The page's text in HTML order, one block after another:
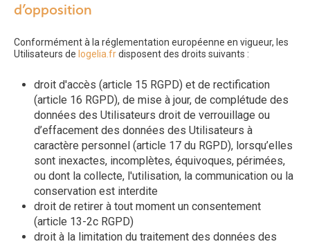
d’opposition
Conformément à la réglementation européenne en vigueur, les
Utilisateurs de logelia.frdisposent des droits suivants :
droit d'accès (article 15 RGPD) et de rectification
(article 16 RGPD), de mise à jour, de complétude des
données des Utilisateurs droit de verrouillage ou
d’effacement des données des Utilisateurs à
caractère personnel (article 17 du RGPD), lorsqu’elles
sont inexactes, incomplètes, équivoques, périmées,
ou dont la collecte, l'utilisation, la communication ou la
conservation est interdite
droit de retirer à tout moment un consentement
(article 13-2c RGPD)
droit à la limitation du traitement des données des